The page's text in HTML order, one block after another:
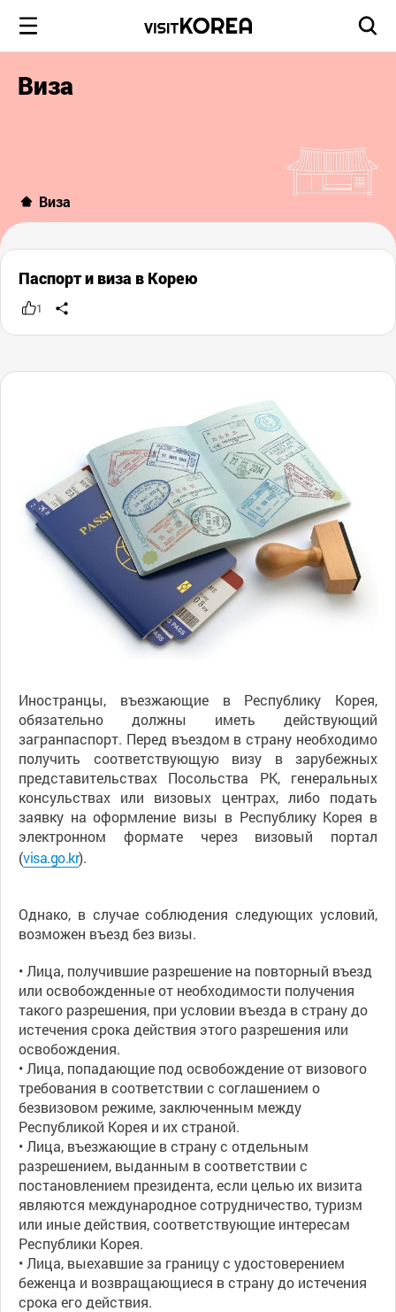
Виза
Виза
Паспорт и виза в Корею
1
Иностранцы, въезжающие в Республику Корея,
обязательно должны иметь действующий
загранпаспорт. Перед въездом в страну необходимо
получить соответствующую визу в зарубежных
представительствах Посольства РК, генеральных
консульствах или визовых центрах, либо подать
заявку на оформление визы в Республику Корея в
электронном формате через визовый портал
(visa.go.kr).
Однако, в случае соблюдения следующих условий,
возможен въезд без визы.
• Лица, получившие разрешение на повторный въезд
или освобожденные от необходимости получения
такого разрешения, при условии въезда в страну до
истечения срока действия этого разрешения или
освобождения.
• Лица, попадающие под освобождение от визового
требования в соответствии с соглашением о
безвизовом режиме, заключенным между
Республикой Корея и их страной.
• Лица, въезжающие в страну с отдельным
разрешением, выданным в соответствии с
постановлением президента, если целью их визита
являются международное сотрудничество, туризм
или иные действия, соответствующие интересам
Республики Корея.
• Лица, выехавшие за границу с удостоверением
беженца и возвращающиеся в страну до истечения
срока его действия.